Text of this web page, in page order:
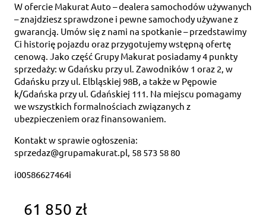
W ofercie Makurat Auto – dealera samochodów używanych
– znajdziesz sprawdzone i pewne samochody używane z
gwarancją. Umów się z nami na spotkanie – przedstawimy
Ci historię pojazdu oraz przygotujemy wstępną ofertę
cenową. Jako część Grupy Makurat posiadamy 4 punkty
sprzedaży: w Gdańsku przy ul. Zawodników 1 oraz 2, w
Gdańsku przy ul. Elbląskiej 98B, a także w Pępowie
k/Gdańska przy ul. Gdańskiej 111. Na miejscu pomagamy
we wszystkich formalnościach związanych z
ubezpieczeniem oraz finansowaniem.
Kontakt w sprawie ogłoszenia:
sprzedaz@grupamakurat.pl, 58 573 58 80
i00586627464i
61 850 zł